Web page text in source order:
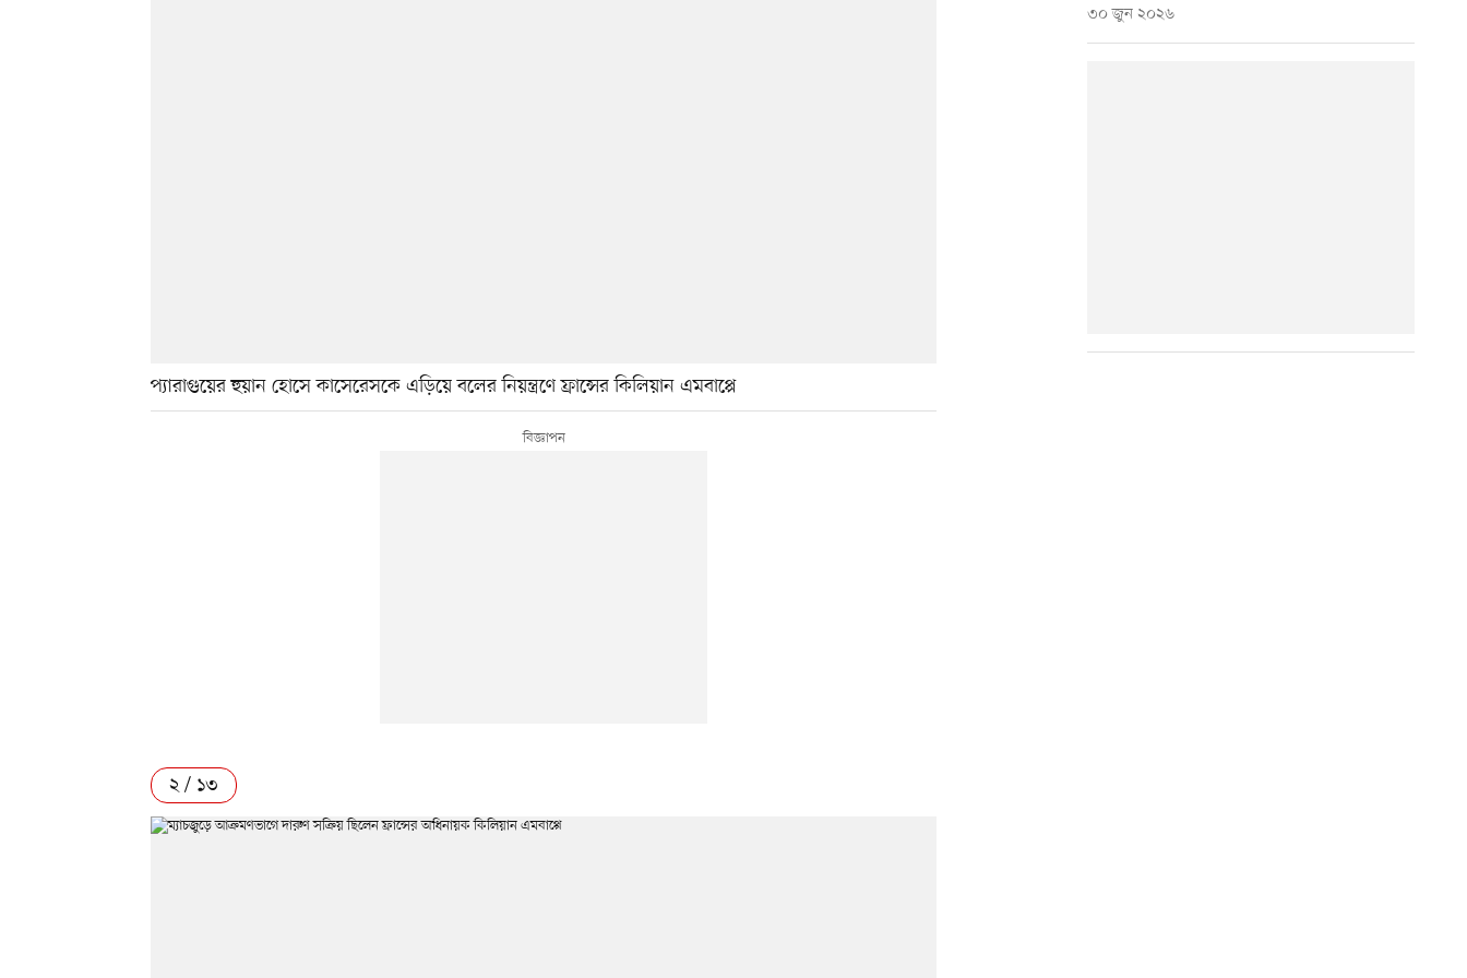
প্যারাগুয়ের হুয়ান হোসে কাসেরেসকে এড়িয়ে বলের নিয়ন্ত্রণে ফ্রান্সের কিলিয়ান এমবাপ্পে
২ / ১৩
৩০ জুন ২০২৬